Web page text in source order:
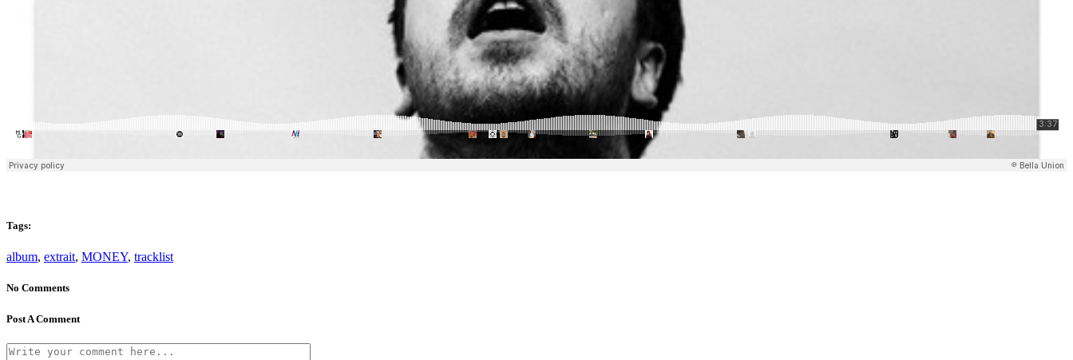
Tags:
album, extrait, MONEY, tracklist
No Comments
Post A Comment